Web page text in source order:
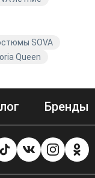
SOVA
Queen
Бренды